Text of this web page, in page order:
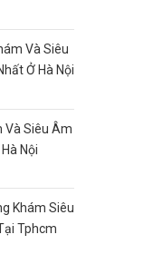
Và Siêu
Ở Hà Nội
Và Siêu Âm
Nội
Khám Siêu
Tphcm